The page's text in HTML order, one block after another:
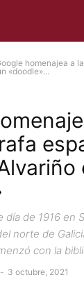
homenajea a
«doodle»...
día de 1916 en
norte de
con la
- 3 octubre, 2021